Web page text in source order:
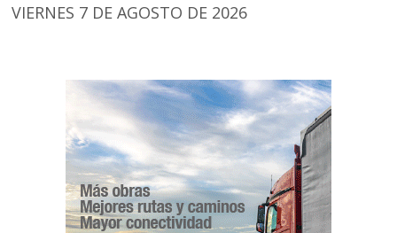
VIERNES 7 DE AGOSTO DE 2026